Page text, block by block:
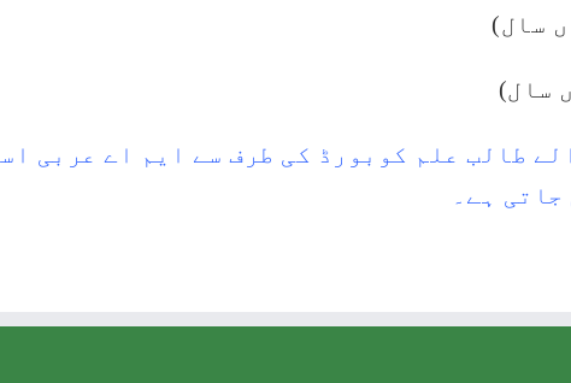
سال)
سال)
طالب علم کوبورڈ کی طرف سے ایم اے عربی
ہے۔